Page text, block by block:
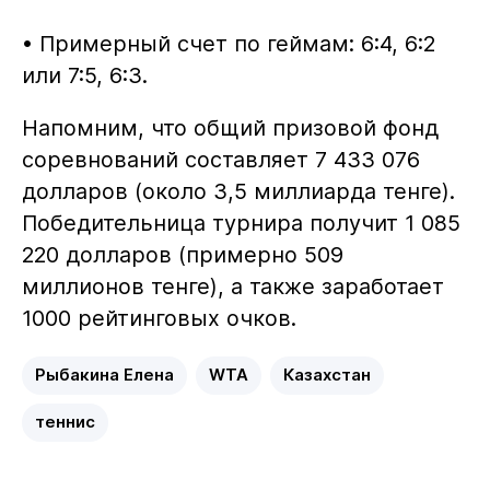
• Примерный счет по геймам: 6:4, 6:2
или 7:5, 6:3.
Напомним, что общий призовой фонд
соревнований составляет 7 433 076
долларов (около 3,5 миллиарда тенге).
Победительница турнира получит 1 085
220 долларов (примерно 509
миллионов тенге), а также заработает
1000 рейтинговых очков.
Рыбакина Елена WTA Казахстан
теннис